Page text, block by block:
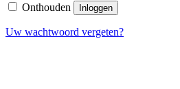
Onthouden Inloggen
Uw wachtwoord vergeten?